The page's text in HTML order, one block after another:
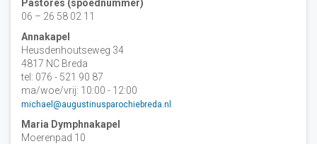
Pastores (spoednummer)
06 – 26 58 02 11
Annakapel
Heusdenhoutseweg 34
4817 NC Breda
tel: 076 - 521 90 87
ma/woe/vrij: 10:00 - 12:00
michael@augustinusparochiebreda.nl
Maria Dymphnakapel
Moerenpad 10